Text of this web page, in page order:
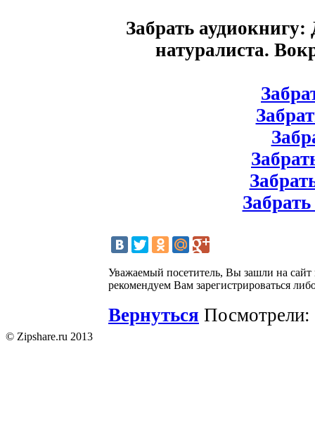
Забрать
натуралиста.
Уважаемый посетитель, Вы зашли на
рекомендуем Вам зарегистрироваться
Вернуться Посмотрели:
© Zipshare.ru 2013